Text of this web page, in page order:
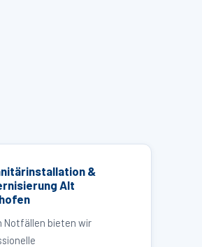
&
Alt
Notfällen bieten wir